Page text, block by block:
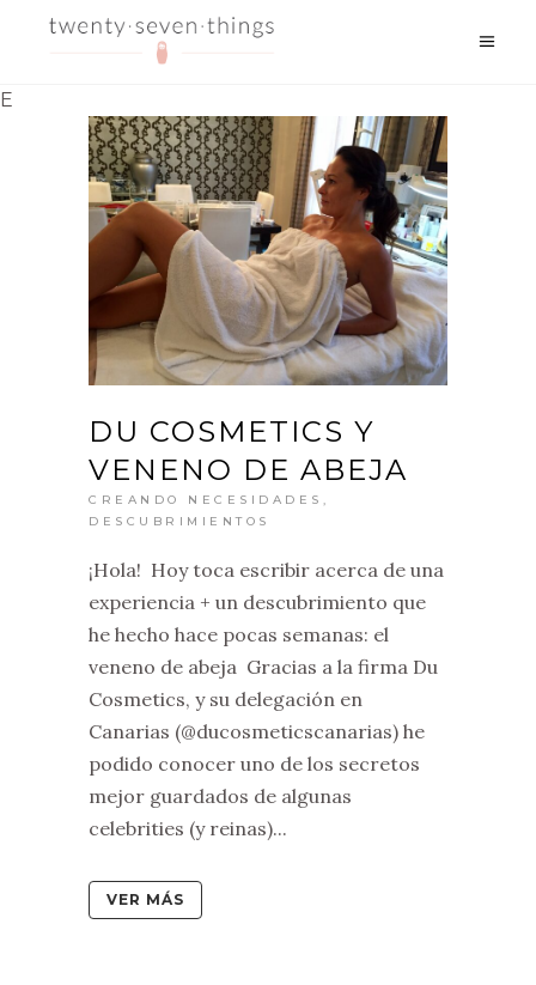
E
DU COSMETICS Y
VENENO DE ABEJA
CREANDO NECESIDADES ,
DESCUBRIMIENTOS
¡Hola! Hoy toca escribir acerca de una
experiencia + un descubrimiento que
he hecho hace pocas semanas: el
veneno de abeja Gracias a la firma Du
Cosmetics, y su delegación en
Canarias (@ducosmeticscanarias) he
podido conocer uno de los secretos
mejor guardados de algunas
celebrities (y reinas)...
VER MÁS